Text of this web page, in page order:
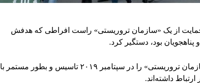
به ظن تاسیس و حمایت از یک «سازمان تروریستی» راست افراطی که هدفش
بود، دستگیر کرد.
دادستان‌ها گفته اند که ۴ نفر از این مظنونان یک «سازمان تروریستی» را در سپتامبر ۲۰۱۹ تاسیس و بطور مستمر با
داشته‌اند.